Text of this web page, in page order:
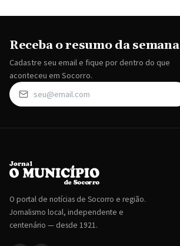
Receba o resumo da semana
Cadastre seu email e fique por dentro do que
aconteceu em Socorro.
O portal de notícias de Socorro e região.
Jornalismo local, independente e
centenário — desde 1921.